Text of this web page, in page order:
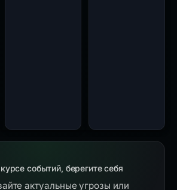
событий, берегите себя
актуальные угрозы или